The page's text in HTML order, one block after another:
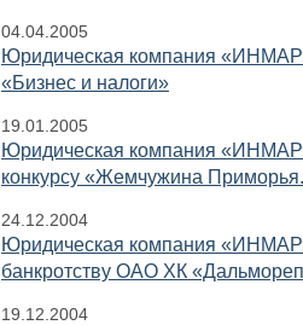
04.04.2005
Юридическая компания
«Бизнес и налоги»
19.01.2005
Юридическая компания
конкурсу «Жемчужина
24.12.2004
Юридическая компания
банкротству ОАО ХК
19.12.2004